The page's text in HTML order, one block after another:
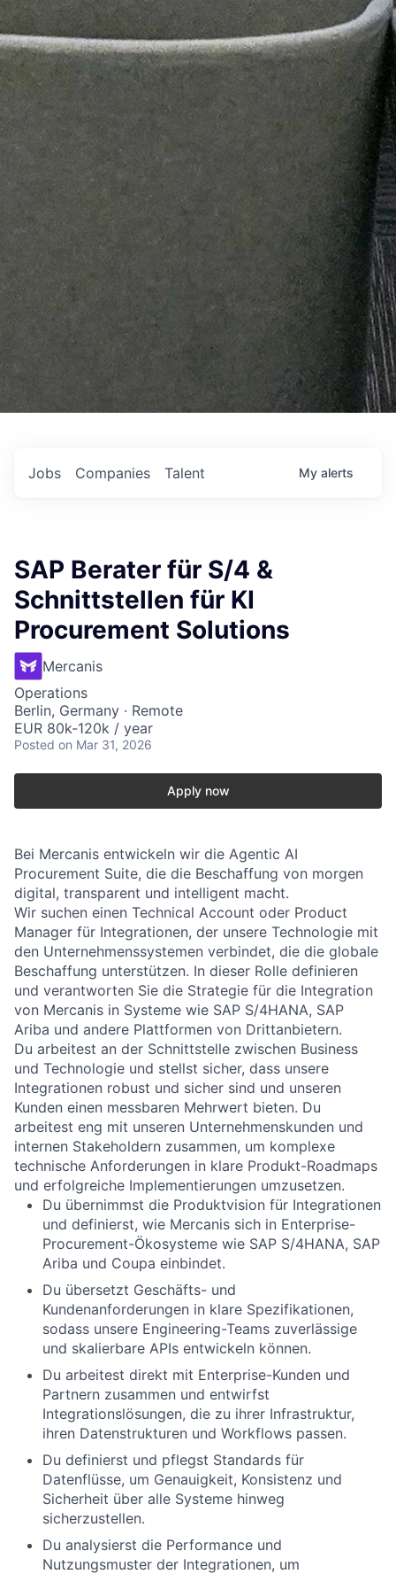
Jobs Companies Talent My alerts
SAP Berater für S/4 &
Schnittstellen für KI
Procurement Solutions
Mercanis
Operations
Berlin, Germany · Remote
EUR 80k-120k / year
Posted on Mar 31, 2026
Apply now
Bei Mercanis entwickeln wir die Agentic AI
Procurement Suite, die die Beschaffung von morgen
digital, transparent und intelligent macht.
Wir suchen einen Technical Account oder Product
Manager für Integrationen, der unsere Technologie mit
den Unternehmenssystemen verbindet, die die globale
Beschaffung unterstützen. In dieser Rolle definieren
und verantworten Sie die Strategie für die Integration
von Mercanis in Systeme wie SAP S/4HANA, SAP
Ariba und andere Plattformen von Drittanbietern.
Du arbeitest an der Schnittstelle zwischen Business
und Technologie und stellst sicher, dass unsere
Integrationen robust und sicher sind und unseren
Kunden einen messbaren Mehrwert bieten. Du
arbeitest eng mit unseren Unternehmenskunden und
internen Stakeholdern zusammen, um komplexe
technische Anforderungen in klare Produkt-Roadmaps
und erfolgreiche Implementierungen umzusetzen.
Du übernimmst die Produktvision für Integrationen
und definierst, wie Mercanis sich in Enterprise-
Procurement-Ökosysteme wie SAP S/4HANA, SAP
Ariba und Coupa einbindet.
Du übersetzt Geschäfts- und
Kundenanforderungen in klare Spezifikationen,
sodass unsere Engineering-Teams zuverlässige
und skalierbare APIs entwickeln können.
Du arbeitest direkt mit Enterprise-Kunden und
Partnern zusammen und entwirfst
Integrationslösungen, die zu ihrer Infrastruktur,
ihren Datenstrukturen und Workflows passen.
Du definierst und pflegst Standards für
Datenflüsse, um Genauigkeit, Konsistenz und
Sicherheit über alle Systeme hinweg
sicherzustellen.
Du analysierst die Performance und
Nutzungsmuster der Integrationen, um